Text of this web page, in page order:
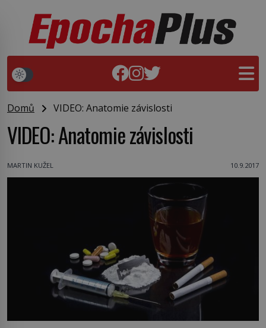
Domů VIDEO: Anatomie závislosti
VIDEO: Anatomie závislosti
MARTIN KUŽEL 10.9.2017